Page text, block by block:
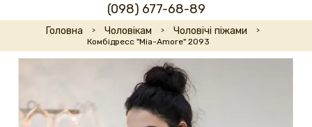
(098) 677-68-89
Головна Чоловікам Чоловічі піжами
Комбідресс "Mia-Amore" 2093